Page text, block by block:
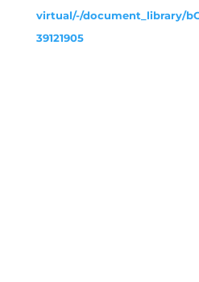
virtual/-/document_library/
39121905